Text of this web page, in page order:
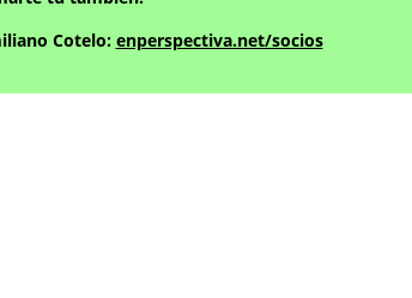
Cotelo: enperspectiva.net/socios